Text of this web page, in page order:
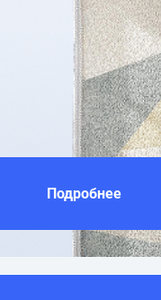
Подробнее